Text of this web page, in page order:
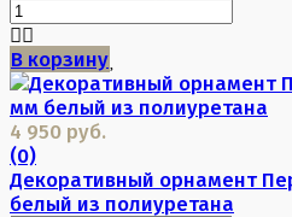
В корзину
4 950 руб.
(0)
Декоративный орнамент
белый из полиуретана